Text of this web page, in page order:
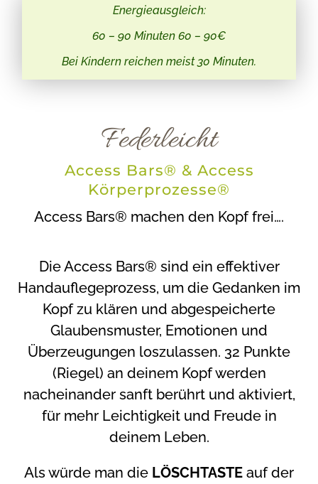
Energieausgleich:
60 – 90 Minuten 60 – 90€
Bei Kindern reichen meist 30 Minuten.
Federleicht
Access Bars® & Access
Körperprozesse®
Access Bars® machen den Kopf frei….
Die Access Bars® sind ein effektiver
Handauflegeprozess, um die Gedanken im
Kopf zu klären und abgespeicherte
Glaubensmuster, Emotionen und
Überzeugungen loszulassen. 32 Punkte
(Riegel) an deinem Kopf werden
nacheinander sanft berührt und aktiviert,
für mehr Leichtigkeit und Freude in
deinem Leben.
Als würde man die LÖSCHTASTE auf der